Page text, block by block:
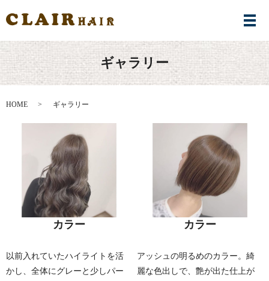
メ
ギャラリー
HOME ギャラリー
カラー
以前入れていたハイライトを活
かし、全体にグレーと少しパー
カラー
アッシュの明るめのカラー。綺
麗な色出しで、艶が出た仕上が